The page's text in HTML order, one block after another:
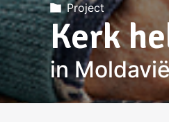
Project
Kerk
in Moldavië